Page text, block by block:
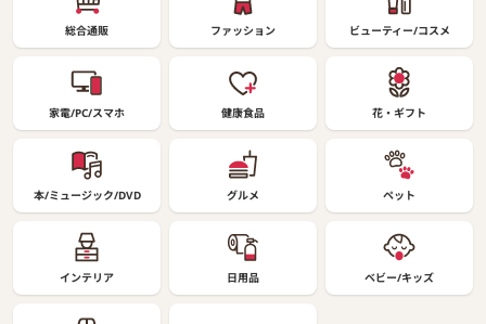
総合通販 ファッション ビューティー/コスメ
家電/PC/スマホ 健康食品 花・ギフト
本/ミュージック/DVD グルメ ペット
インテリア 日用品 ベビー/キッズ